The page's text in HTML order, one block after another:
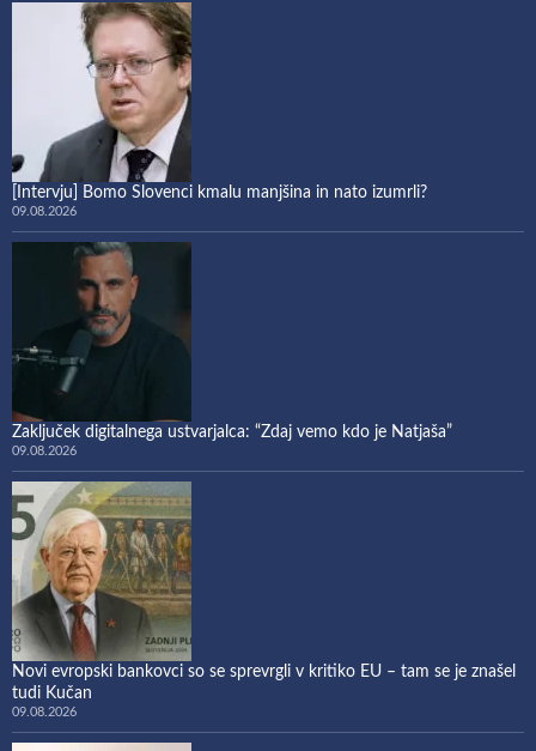
[Intervju] Bomo Slovenci kmalu manjšina in nato izumrli?
09.08.2026
Zaključek digitalnega ustvarjalca: “Zdaj vemo kdo je Natjaša”
09.08.2026
Novi evropski bankovci so se sprevrgli v kritiko EU – tam se je znašel
tudi Kučan
09.08.2026